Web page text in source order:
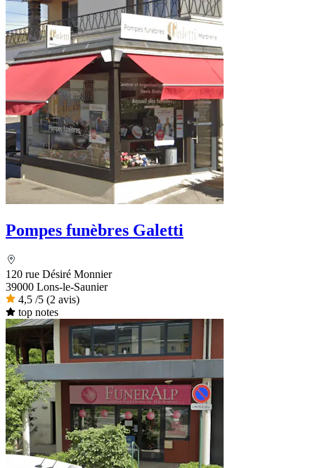
Pompes funèbres Galetti
120 rue Désiré Monnier
39000 Lons-le-Saunier
4,5 /5 (2 avis)
top notes